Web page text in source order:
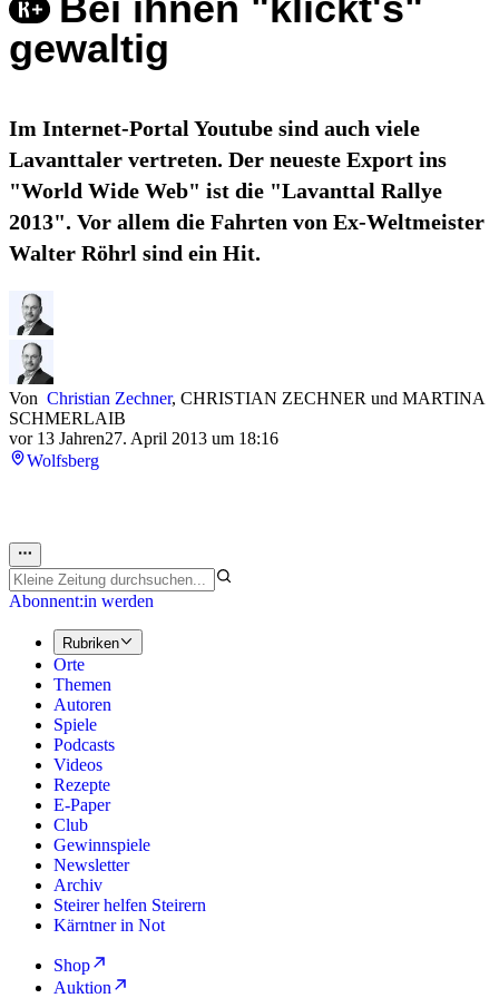
gewaltig
Im Internet-Portal Youtube sind auch viele
Lavanttaler vertreten. Der neueste Export ins
"World Wide Web" ist die "Lavanttal Rallye
2013". Vor allem die Fahrten von Ex-Weltmeister
Walter Röhrl sind ein Hit.
Von Christian Zechner, CHRISTIAN ZECHNER und MARTINA
SCHMERLAIB
vor 13 Jahren27. April 2013 um 18:16
Wolfsberg
Abonnent:in werden
Rubriken
Orte
Themen
Autoren
Spiele
Podcasts
Videos
Rezepte
E-Paper
Club
Gewinnspiele
Newsletter
Archiv
Steirer helfen Steirern
Kärntner in Not
Shop
Auktion